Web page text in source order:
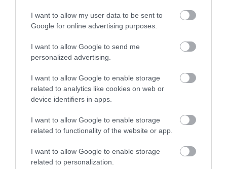
I want to allow my user data to be sent to
Google for online advertising purposes.
I want to allow Google to send me
personalized advertising.
I want to allow Google to enable storage
related to analytics like cookies on web or
device identifiers in apps.
I want to allow Google to enable storage
related to functionality of the website or app.
I want to allow Google to enable storage
related to personalization.